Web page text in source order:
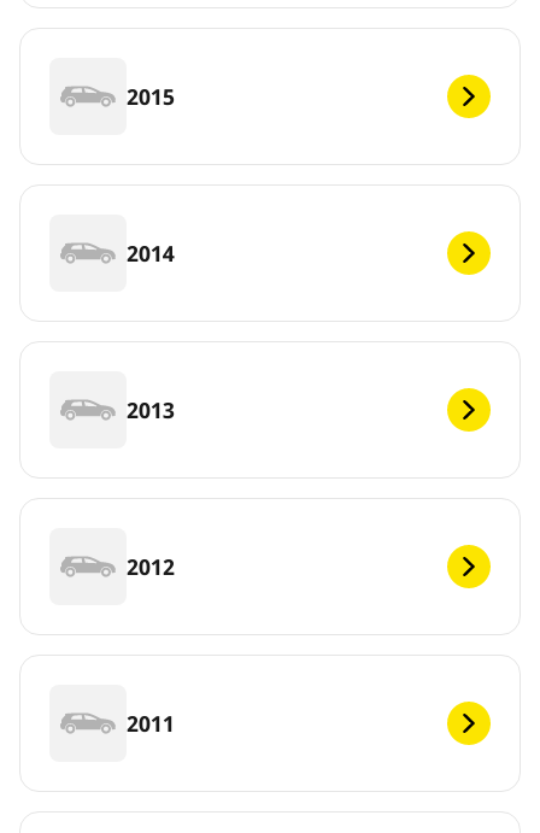
2015
2014
2013
2012
2011